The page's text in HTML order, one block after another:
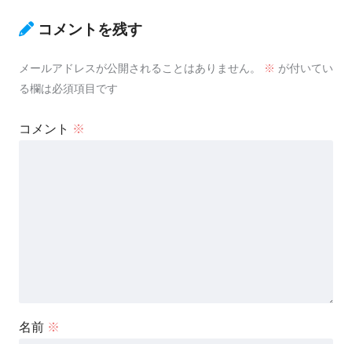
コメントを残す
メールアドレスが公開されることはありません。 ※ が付いてい
る欄は必須項目です
コメント ※
名前 ※